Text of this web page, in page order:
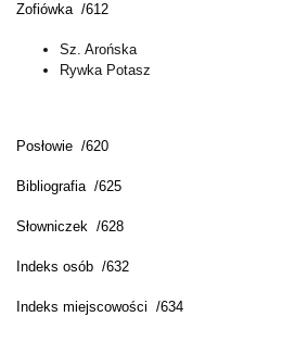
Zofiówka /612
Sz. Arońska
Rywka Potasz
Posłowie /620
Bibliografia /625
Słowniczek /628
Indeks osób /632
Indeks miejscowości /634